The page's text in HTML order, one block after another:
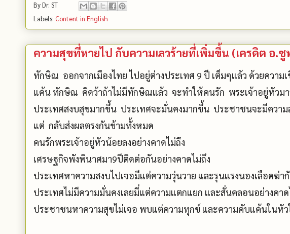
ByDr. ST
Labels: Content in English
ความสุขที่หายไป กับความเลวร้ายที่เพิ่มขึ้น (เครดิต อ.
ทักษิณ ออกจากเมืองไทย ไปอยู่ต่างประเทศ 9 ปี เต็มๆแล้ว ด้วยความ
แค้น ทักษิณ คิดว้าถ้าไม่มีทักษิณแล้ว จะทำให้คนรัก พระเจ้าอยู่หัวม
ประเทศสงบสุขมากขึ้น ประเทศจะมั่นคงมากขึ้น ประชาชนจะมีควา
แต่ กลับส่งผลตรงกันข้ามทั้งหมด
คนรักพระเจ้าอยู่หัวน้อยลงอย่างคาดไม่ถึง
เศรษฐกิจพังพินาศมา9ปีติดต่อกันอย่างคาดไม่ถึง
ประเทศหาความสงบไปเจอมีแต่ความวุ่นวาย และรุนแรงนองเลือดฆ่า
ประเทศไม่มีความมั่นคงเลยมี่แต่ความแตกแยก และสั่นคลอนอย่างคาด
ประชาชนหาความสุขไม่เจอ พบแต่ความทุกข์ และความคับแค้นในหัว